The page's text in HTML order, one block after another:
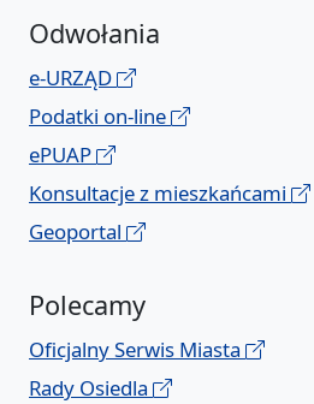
Odwołania
e-URZĄD
Podatki on-line
ePUAP
Konsultacje z mieszkańcami
Geoportal
Polecamy
Oficjalny Serwis Miasta
Rady Osiedla